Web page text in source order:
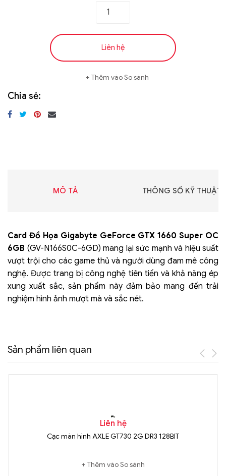
Liên hệ
Thêm vào So sánh
Chia sẻ:
MÔ TẢ THÔNG SỐ KỸ THUẬT
Card Đồ Họa Gigabyte GeForce GTX 1660 Super OC
6GB (GV-N166S0C-6GD) mang lại sức mạnh và hiệu suất
vượt trội cho các game thủ và người dùng đam mê công
nghệ. Được trang bị công nghệ tiên tiến và khả năng ép
xung xuất sắc, sản phẩm này đảm bảo mang đến trải
nghiệm hình ảnh mượt mà và sắc nét.
Sản phẩm liên quan
Liên hệ
Cạc màn hình AXLE GT730 2G DR3 128BIT
Thêm vào So sánh